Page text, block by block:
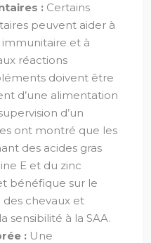
: Certains
peuvent aider à
et à
réactions
doivent être
d’une alimentation
d’un
ont montré que les
des acides gras
E et du zinc
bénéfique sur le
chevaux et
sensibilité à la SAA.
: Une